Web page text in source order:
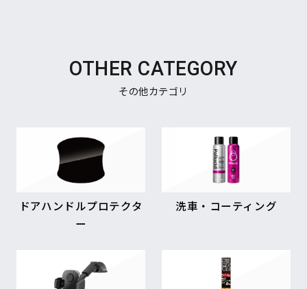
OTHER CATEGORY
その他カテゴリ
ドアハンドルプロテクタ
ー
洗車・コーティング